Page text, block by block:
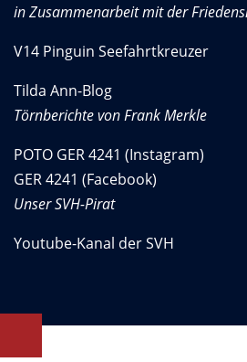
in Zusammenarbeit mit der
V14 Pinguin Seefahrtkreuzer
Tilda Ann-Blog
Törnberichte von Frank Merkle
POTO GER 4241 (Instagram)
GER 4241 (Facebook)
Unser SVH-Pirat
Youtube-Kanal der SVH